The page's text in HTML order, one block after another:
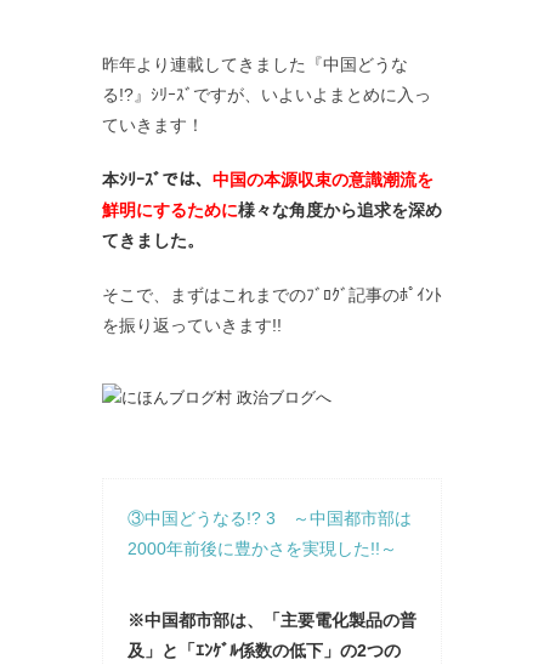
昨年より連載してきました『中国どうな
る!?』ｼﾘｰｽﾞですが、いよいよまとめに入っ
ていきます！
本ｼﾘｰｽﾞでは、 中国の本源収束の意識潮流を
鮮明にするために様々な角度から追求を深め
てきました。
そこで、まずはこれまでのﾌﾞﾛｸﾞ記事のﾎﾟｲﾝﾄ
を振り返っていきます!!
③中国どうなる!? 3 ～中国都市部は
2000年前後に豊かさを実現した!!～
※中国都市部は、「主要電化製品の普
及」と「ｴﾝｹﾞﾙ係数の低下」の2つの